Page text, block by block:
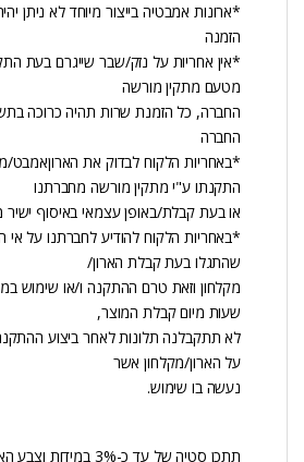
*ארונות אמבטיה בייצור מיוחד לא ניתן
הזמנה
*אין אחריות על נזק/שבר שייגרם בעת
מטעם מתקין מורשה
החברה, כל הזמנת שרות תהיה כרוכה
החברה
*באחריות הלקוח לבדוק את הארוןאמבט/
התקנתו ע"י מתקין מורשה מחברתנו
או בעת קבלת/באופן עצמאי באיסוף
*באחריות הלקוח להודיע לחברתנו על
שהתגלו בעת קבלת הארון/
שעות מיום קבלת המוצר,
לא תתקבלנה תלונות לאחר ביצוע
על הארון/מקלחון אשר
נעשה בו שימוש.
תתכן סטיה של עד כ-3% במידות וצבע הארון. ט.ל.ח